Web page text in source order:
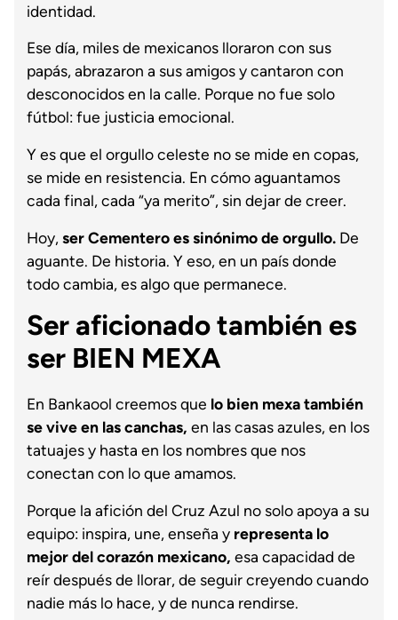
identidad.
Ese día, miles de mexicanos lloraron con sus
papás, abrazaron a sus amigos y cantaron con
desconocidos en la calle. Porque no fue solo
fútbol: fue justicia emocional.
Y es que el orgullo celeste no se mide en copas,
se mide en resistencia. En cómo aguantamos
cada final, cada “ya merito”, sin dejar de creer.
Hoy,ser Cementero es sinónimo de orgullo.De
aguante. De historia. Y eso, en un país donde
todo cambia, es algo que permanece.
Ser aficionado también es
ser BIEN MEXA
En Bankaool creemos que lo bien mexa también
se vive en las canchas, en las casas azules, en los
tatuajes y hasta en los nombres que nos
conectan con lo que amamos.
Porque la afición del Cruz Azul no solo apoya a su
equipo: inspira, une, enseña y representa lo
mejor del corazón mexicano, esa capacidad de
reír después de llorar, de seguir creyendo cuando
nadie más lo hace, y de nunca rendirse.